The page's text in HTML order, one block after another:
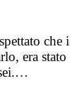
che i
era stato